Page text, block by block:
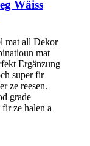
Wäiss
mat all Dekor
mat
Ergänzung
super fir
ze reesen.
grade
ze halen a